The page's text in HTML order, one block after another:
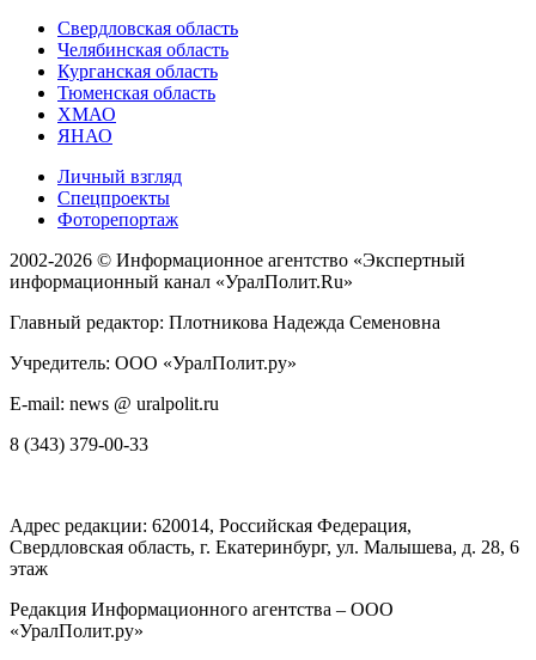
Свердловская область
Челябинская область
Курганская область
Тюменская область
ХМАО
ЯНАО
Личный взгляд
Спецпроекты
Фоторепортаж
2002-2026 © Информационное агентство «Экспертный
информационный канал «УралПолит.Ru»
Главный редактор: Плотникова Надежда Семеновна
Учредитель: ООО «УралПолит.ру»
E-mail: news @ uralpolit.ru
8 (343) 379-00-33
Адрес редакции: 620014, Российская Федерация,
Свердловская область, г. Екатеринбург, ул. Малышева, д. 28, 6
этаж
Редакция Информационного агентства – ООО
«УралПолит.ру»